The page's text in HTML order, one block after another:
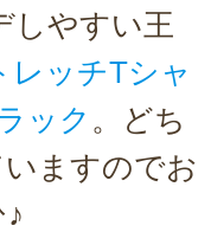
しやすい王
レッチTシャ
ック 。どち
ますのでお